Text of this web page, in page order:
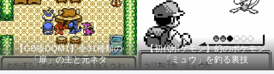
【GB版DQM1】全31種類の
「扉」の主と元ネタ
【初代ポケモン】幻のポケモン
「ミュウ」を釣る裏技